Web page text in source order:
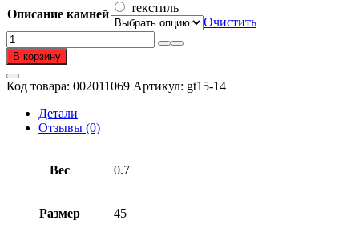
Описание камней
текстиль
Очистить
Количество
товара
Шнурок
из
серебра
пробы
В корзину
Код товара: 002011069 Артикул: gt15-14
Детали
Отзывы (0)
Вес 0.7
Размер 45